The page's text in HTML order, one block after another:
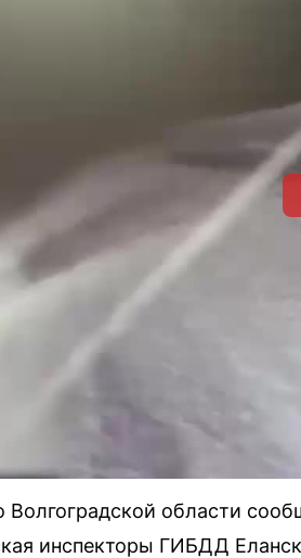
области
инспекторы ГИБДД